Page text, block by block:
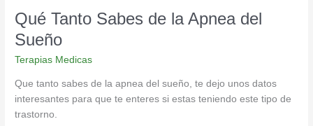
Qué Tanto Sabes de la Apnea del
Sueño
Terapias Medicas
Que tanto sabes de la apnea del sueño, te dejo unos datos
interesantes para que te enteres si estas teniendo este tipo de
trastorno.